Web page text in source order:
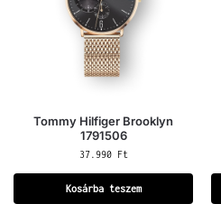
Tommy Hilfiger Brooklyn
1791506
37.990 Ft
Kosárba teszem